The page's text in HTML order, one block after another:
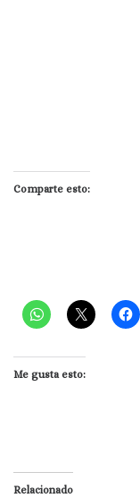
Comparte esto:
Me gusta esto:
Relacionado